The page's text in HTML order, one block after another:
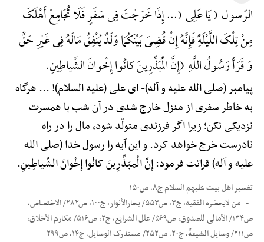
الرّسول ( یَا عَلِی (... إِذَا خَرَجْتَ فِی سَفَرٍ فَلَا تُجَامِعْ أَهْلَکَ
مِنْ تِلْکَ اللَّیْلَهًِْ فَإِنَّهُ إِنْ قُضِیَ بَیْنَکُمَا وَلَدٌ یُنْفِقُ مَالَهُ فِی غَیْرِ حَقٍّ
وَ قَرَأَ رَسُولُ اللَّهِ (إِنَّ الْمُبَذِّرِینَ کانُوا إِخْوانَ الشَّیاطِینِ.
پیامبر (صلی الله علیه و آله)-ای علی (علیه السلام)! ... هرگاه
به خاطر سفری از منزل خارج شدی در آن شب با همسرت
نزدیکی نکن؛ زیرا اگر فرزندی متولّد شود، مال را در راه
نادرست خرج خواهد کرد. و این آیه را رسول خدا (صلی الله
علیه و آله) قرائت فرمود: إِنَّ الْمبَذِّرِینَ کانُوا إِخْوانَ الشَّیاطِینِ.
تفسیر اهل بیت علیهم السلام ج۸، ص۱۵۰
من لایحضره الفقیه، ج۳، ص۵۵۳/ بحارالأنوار، ج۱۰۰، ص۲۸۲/ الاختصاص،
ص۱۳۴/ الأمالی للصدوق، ص۵۶۹/ علل الشرایع، ج۲، ص۵۱۶/ مکارم الأخلاق،
ص۲۱۱/ وسایل الشیعهًْ، ج۲۰، ص۲۵۲/ مستدرک الوسایل، ج۱۴، ص۲۹۹